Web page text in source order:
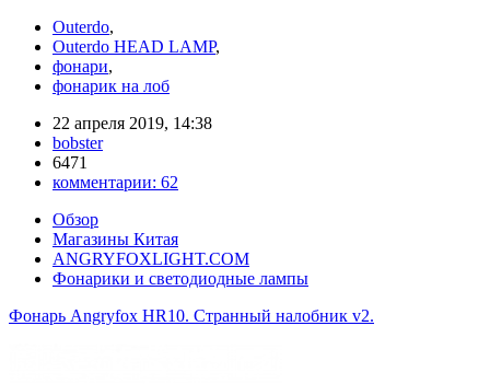
Outerdo,
Outerdo HEAD LAMP,
фонари,
фонарик на лоб
22 апреля 2019, 14:38
bobster
6471
комментарии: 62
Обзор
Магазины Китая
ANGRYFOXLIGHT.COM
Фонарики и светодиодные лампы
Фонарь Angryfox HR10. Странный налобник v2.